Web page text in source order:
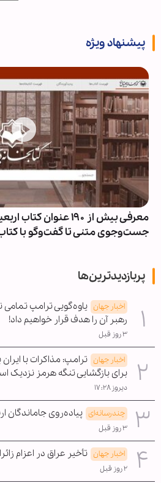
پیشنهاد ویژه
معرفی بیش از ۱۹۰ عنوان
جست‌وجوی متنی تا گفت‌وگو با
پربازدیدترین‌ها
اخبار جهان یاوه‌گویی ترامپ تمامی
رهبر آن را هدف قرار خواهیم داد!
۳ روز قبل
اخبار جهان ترامپ: مذاکرات با
برای بازگشایی تنگه هرمز نزدیک
دیروز ۱۷:۲۸
چندرسانه‌ای پیاده‌روی جاماندگان
۳ روز قبل
اخبار جهان تأخیر عراق در اعزام
۲ روز قبل